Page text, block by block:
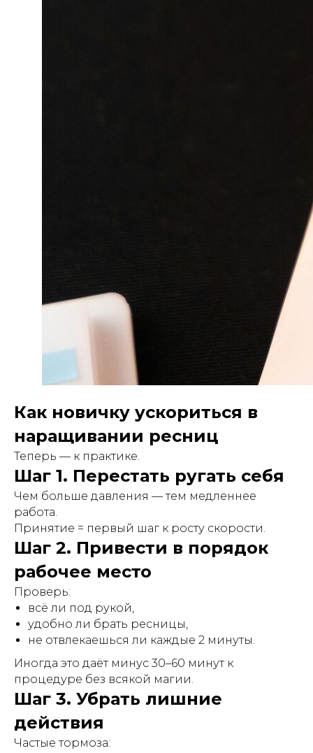
Как новичку ускориться в
наращивании ресниц
Теперь — к практике.
Шаг 1. Перестать ругать себя
Чем больше давления — тем медленнее
работа.
Принятие = первый шаг к росту скорости.
Шаг 2. Привести в порядок
рабочее место
Проверь:
всё ли под рукой,
удобно ли брать ресницы,
не отвлекаешься ли каждые 2 минуты.
Иногда это даёт минус 30–60 минут к
процедуре без всякой магии.
Шаг 3. Убрать лишние
действия
Частые тормоза: